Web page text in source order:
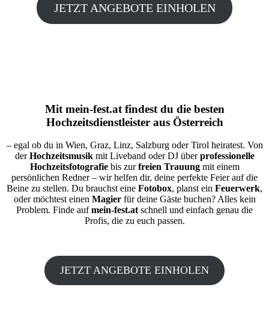
JETZT ANGEBOTE EINHOLEN
Mit mein-fest.atfindest du die besten
Hochzeitsdienstleister aus Österreich
– egal ob du in Wien, Graz, Linz, Salzburg oder Tirol heiratest. Von
derHochzeitsmusikmit Liveband oder DJ überprofessionelle
Hochzeitsfotografiebis zurfreien Trauungmit einem
persönlichen Redner – wir helfen dir, deine perfekte Feier auf die
Beine zu stellen. Du brauchst eine Fotobox, planst ein Feuerwerk,
oder möchtest einen Magierfür deine Gäste buchen? Alles kein
Problem. Finde aufmein-fest.atschnell und einfach genau die
Profis, die zu euch passen.
JETZT ANGEBOTE EINHOLEN